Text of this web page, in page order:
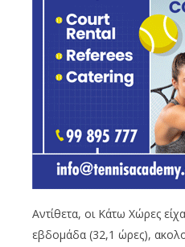
Αντίθετα, οι Κάτω Χώρες
εβδομάδα (32,1 ώρες),